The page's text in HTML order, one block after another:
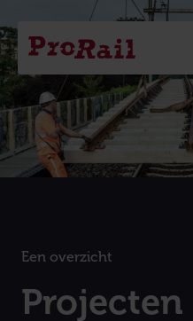
Navigatie
Homepage
ProRail
Een overzicht
:
Projecten